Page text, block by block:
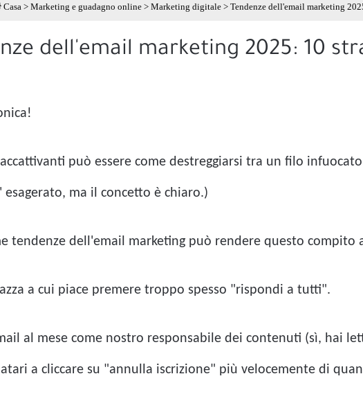
Casa > Marketing e guadagno online > Marketing digitale > Tendenze dell'email marketing
dell'email marketing 2025: 10
può essere come destreggiarsi tra un filo
ma il concetto è chiaro.)
tendenze dell'email marketing può rendere questo compito
a cui piace premere troppo spesso "rispondi a tutti".
al mese come nostro responsabile dei contenuti (sì, hai
a cliccare su "annulla iscrizione" più velocemente di